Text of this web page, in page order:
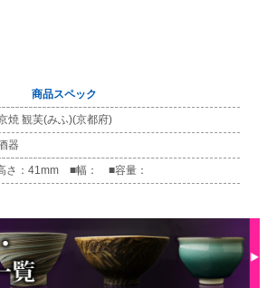
商品スペック
焼 観芙(みふ)(京都府)
器
さ：41mm ■幅： ■容量：